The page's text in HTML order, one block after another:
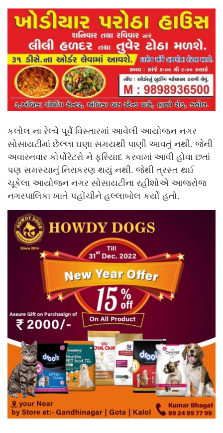
કલોલ ના રેલ્વે પૂર્વે વિસ્તારમાં આવેલી આયોજન નગર
સોસાયટીમાં છેલ્લા ઘણા સમયથી પાણી આવતું નથી. જેની
અવારનવાર કોર્પોરેટરો ને ફરિયાદ કરવામાં આવી હોવા છતાં
પણ સમસ્યાનું નિરાકરણ થયું નથી. જેથી ત્રસ્ત થઈ
ચૂકેલા આયોજન નગર સોસાયટીના રહીશોએ આજરોજ
નગરપાલિકા ખાતે પહોંચીને હલ્લાબોલ કર્યો હતો.